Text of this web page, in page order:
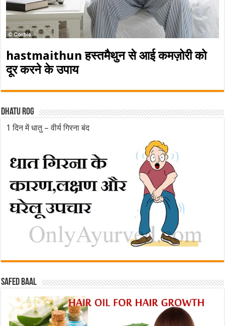
hastmaithun हस्तमैथुन से आई कमज़ोरी को
दूर करने के उपाय
Dhatu rog
1 दिन में धातु – वीर्य गिरना बंद
Safed baal